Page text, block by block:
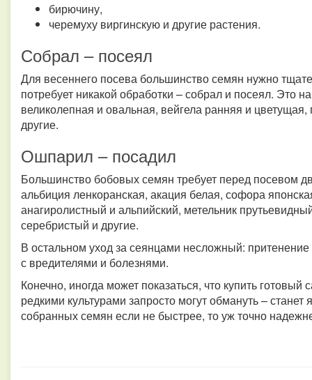
бирючину,
черемуху виргинскую и другие растения.
Собрал – посеял
Для весеннего посева большинство семян нужно
потребует никакой обработки – собрал и посеял. Это
великолепная и овальная, вейгела ранняя и цветущая,
другие.
Ошпарил – посадил
Большинство бобовых семян требует перед посевом
альбиция ленкоранская, акация белая, софора
анагиролистный и альпийский, метельник
серебристый и другие.
В остальном уход за сеянцами несложный:
с вредителями и болезнями.
Конечно, иногда может показаться, что купить
редкими культурами запросто могут обмануть –
собранных семян если не быстрее, то уж точно